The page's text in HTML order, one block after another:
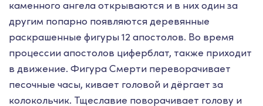
каменного ангела открываются и в них один за
другим попарно появляются деревянные
раскрашенные фигуры 12 апостолов. Во время
процессии апостолов циферблат, также приходит
в движение. Фигура Смерти переворачивает
песочные часы, кивает головой и дёргает за
колокольчик. Тщеславие поворачивает голову и